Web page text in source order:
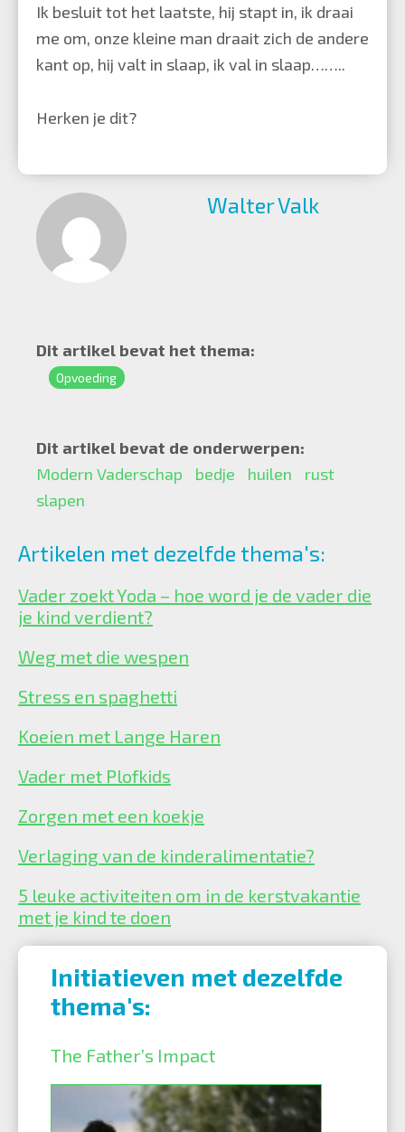
Ik besluit tot het laatste, hij stapt in, ik draai
me om, onze kleine man draait zich de andere
kant op, hij valt in slaap, ik val in slaap……..
Herken je dit?
Walter Valk
Dit artikel bevat het thema:
Opvoeding
Dit artikel bevat de onderwerpen:
Modern Vaderschap
bedje huilen
rust
slapen
Artikelen met dezelfde thema's:
Vader zoekt Yoda – hoe word je de vader die
je kind verdient?
Weg met die wespen
Stress en spaghetti
Koeien met Lange Haren
Vader met Plofkids
Zorgen met een koekje
Verlaging van de kinderalimentatie?
5 leuke activiteiten om in de kerstvakantie
met je kind te doen
Initiatieven met dezelfde
thema's:
The Father’s Impact